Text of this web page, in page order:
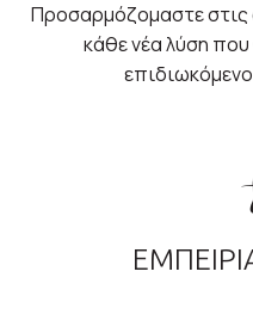
Προσαρμόζομαστε στις
κάθε νέα λύση